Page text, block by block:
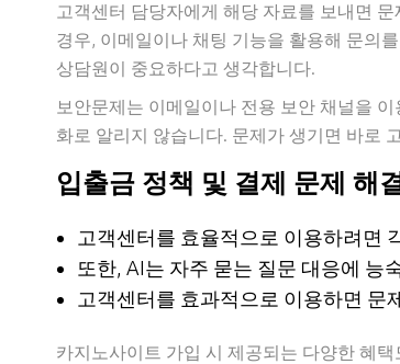
고객센터 담당자에게 해당 자료를 보내면
경우, 이메일이나 채팅 기능을 활용해 문의
상담원이 중요하다고 생각합니다.
보안문제는 이메일이나 전용 보안 채널을
화로 알리지 않습니다. 문제가 생기면 바로
입출금 정책 및 결제 문제 해결
고객센터를 효율적으로 이용하려면
또한, AI는 자주 묻는 질문 대응에 능
고객센터를 효과적으로 이용하면 문
카지노사이트 가입 시 제공되는 다양한 혜